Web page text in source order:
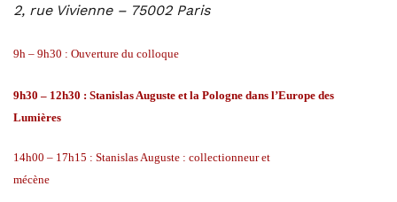
2, rue Vivienne – 75002 Paris
9h – 9h30 : Ouverture du colloque
9h30 – 12h30 : Stanislas Auguste et la Pologne dans l’Europe des
Lumières
14h00 – 17h15 : Stanislas Auguste : collectionneur et
mécène